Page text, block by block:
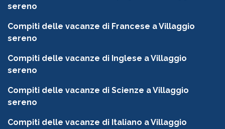
sereno
Compiti delle vacanze di Francese a Villaggio
sereno
Compiti delle vacanze di Inglese a Villaggio
sereno
Compiti delle vacanze di Scienze a Villaggio
sereno
Compiti delle vacanze di Italiano a Villaggio